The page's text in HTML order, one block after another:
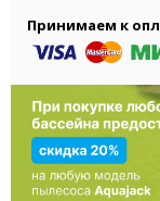
Принимаем к